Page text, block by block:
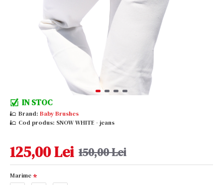
IN STOC
Brand: Baby Brushes
Cod produs: SNOW WHITE - jeans
125,00 Lei 150,00 Lei
Marime